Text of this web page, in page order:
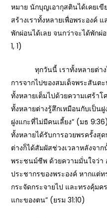
หมาย นักบุญเอากุสตินได้เคยเขี
สร้างเราทั้งหลายเพื่อพระองค์
พักผ่อนได้เลย จนกว่าจะได้พักผ่
1, 1)
ทุกวันนี้ เราทั้งหลายต่างไ
การจากไปของสมเด็จพระสันต
ทั้งหลายเต็มไปด้วยความเศร้า
ทั้งหลายต่างรู้สึกเหมือนกับเป็น
ฝูงแกะที่ไม่มีคนเลี้ยง” (มธ
ทั้งหลายได้รับการอวยพรครั้งสุ
ต่างก็ได้สัมผัสช่วงเวลาหลังจา
พระชนม์ชีพ ด้วยความมั่นใจว่า
ประชากรของพระองค์ หากแต่ท
กระจัดกระจายไป และทรงคุ้มค
แกะของตน” (ยรม 31:10)